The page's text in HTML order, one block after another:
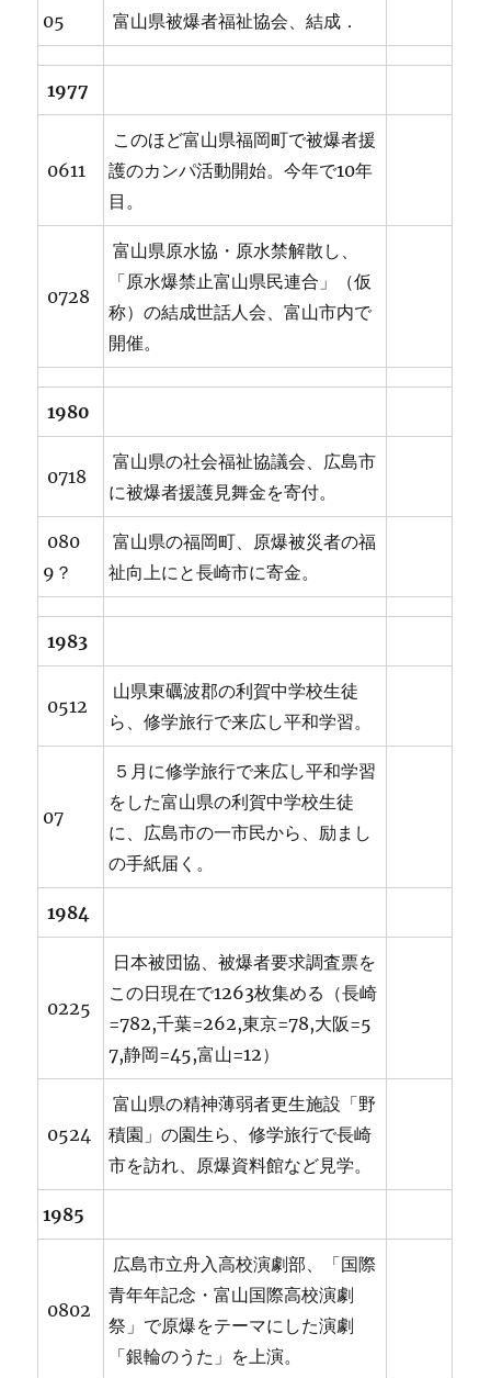
05 富山県被爆者福祉協会、結成．
1977
0611
このほど富山県福岡町で被爆者援
護のカンパ活動開始。今年で10年
目。
0728
富山県原水協・原水禁解散し、
「原水爆禁止富山県民連合」（仮
称）の結成世話人会、富山市内で
開催。
1980
0718
富山県の社会福祉協議会、広島市
に被爆者援護見舞金を寄付。
080
9？
富山県の福岡町、原爆被災者の福
祉向上にと長崎市に寄金。
1983
0512
山県東礪波郡の利賀中学校生徒
ら、修学旅行で来広し平和学習。
07
５月に修学旅行で来広し平和学習
をした富山県の利賀中学校生徒
に、広島市の一市民から、励まし
の手紙届く。
1984
0225
日本被団協、被爆者要求調査票を
この日現在で1263枚集める（長崎
=782,千葉=262,東京=78,大阪=5
7,静岡=45,富山=12）
0524
富山県の精神薄弱者更生施設「野
積園」の園生ら、修学旅行で長崎
市を訪れ、原爆資料館など見学。
1985
0802
広島市立舟入高校演劇部、「国際
青年年記念・富山国際高校演劇
祭」で原爆をテーマにした演劇
「銀輪のうた」を上演。